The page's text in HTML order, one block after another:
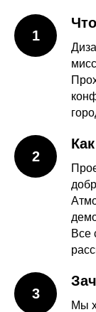
1
Что
2
Как
Все
3
Мы